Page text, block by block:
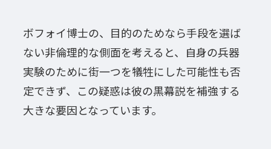
ボフォイ博士の、目的のためなら手段を選ば
ない非倫理的な側面を考えると、自身の兵器
実験のために街一つを犠牲にした可能性も否
定できず、この疑惑は彼の黒幕説を補強する
大きな要因となっています。